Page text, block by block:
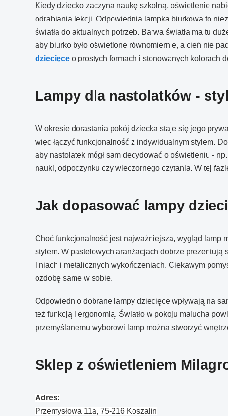
Kiedy dziecko zaczyna naukę szkolną, oświetlenie
odrabiania lekcji. Odpowiednia lampka biurkowa to
światła do aktualnych potrzeb. Barwa światła ma tu
aby biurko było oświetlone równomiernie, a cień nie
dziecięce o prostych formach i stonowanych kolorach
Lampy dla nastolatków -
W okresie dorastania pokój dziecka staje się jego
więc łączyć funkcjonalność z indywidualnym stylem.
aby nastolatek mógł sam decydować o oświetleniu -
nauki, odpoczynku czy wieczornego czytania. W tej
Jak dopasować lampy
Choć funkcjonalność jest najważniejsza, wygląd lamp
stylem. W pastelowych aranżacjach dobrze
liniach i metalicznych wykończeniach. Ciekawym
ozdobę same w sobie.
Odpowiednio dobrane lampy dziecięce wpływają na
też funkcją i ergonomią. Światło w pokoju malucha
przemyślanemu wyborowi lamp można stworzyć
Sklep z oświetleniem
Adres:
Przemysłowa 11a, 75-216 Koszalin